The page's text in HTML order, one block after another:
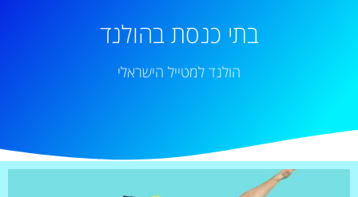
בתי כנסת בהולנד
הולנד למטייל הישראלי